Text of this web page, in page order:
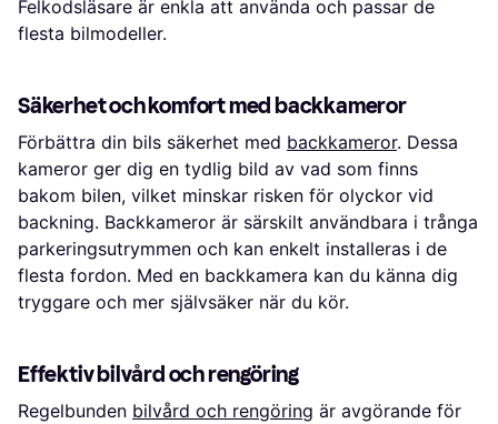
Felkodsläsare är enkla att använda och passar de
flesta bilmodeller.
Säkerhet och komfort med backkameror
Förbättra din bils säkerhet med backkameror. Dessa
kameror ger dig en tydlig bild av vad som finns
bakom bilen, vilket minskar risken för olyckor vid
backning. Backkameror är särskilt användbara i trånga
parkeringsutrymmen och kan enkelt installeras i de
flesta fordon. Med en backkamera kan du känna dig
tryggare och mer självsäker när du kör.
Effektiv bilvård och rengöring
Regelbunden bilvård och rengöring är avgörande för